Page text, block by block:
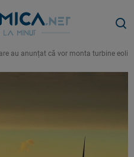
au anunțat că vor monta turbine